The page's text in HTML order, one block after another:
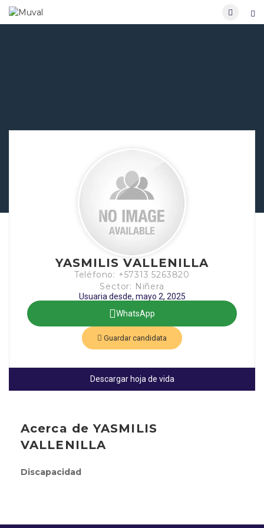
YASMILIS VALLENILLA
Teléfono: +57313 5263820
Sector: Niñera
Usuaria desde, mayo 2, 2025
WhatsApp
Guardar candidata
Descargar hoja de vida
Acerca de YASMILIS
VALLENILLA
Discapacidad